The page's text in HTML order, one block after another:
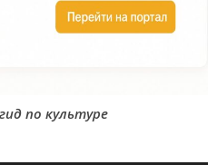
по культуре